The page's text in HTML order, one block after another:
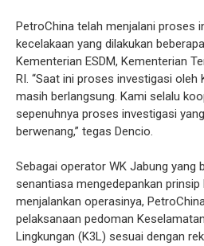
PetroChina telah menjalani proses
kecelakaan yang dilakukan
Kementerian ESDM, Kementerian
RI. “Saat ini proses investigasi oleh
masih berlangsung. Kami selalu
sepenuhnya proses investigasi
berwenang,” tegas Dencio.
Sebagai operator WK Jabung yang
senantiasa mengedepankan
menjalankan operasinya,
pelaksanaan pedoman
Lingkungan (K3L) sesuai dengan